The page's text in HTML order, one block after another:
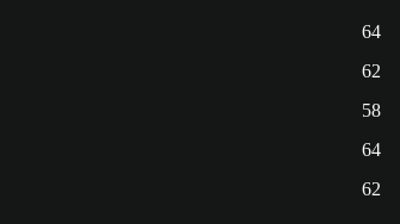
64
62
58
64
62